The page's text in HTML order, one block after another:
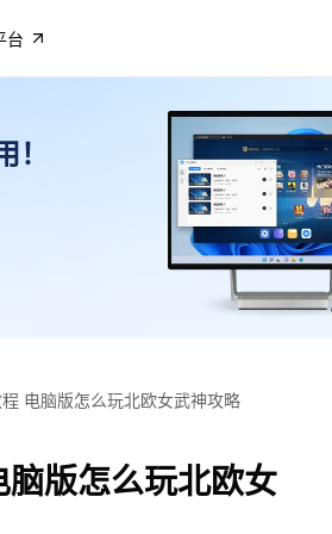
台
电脑版怎么玩北欧女武神攻略
版怎么玩北欧女